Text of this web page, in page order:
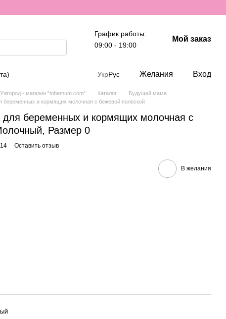
График работы:
09:00 - 19:00
Мой заказ
УкрРус Желания Вход
- магазин "tobemum.com" Каталог
Будущей маме
беременных и кормящих молочная с бежевой полоской
для беременных и кормящих молочная с
Размер 0
Оставить отзыв
В желания